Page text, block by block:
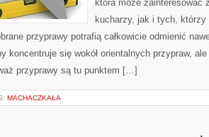
która może zainteresować
kucharzy, jak i tych, którzy
przyprawy potrafią całkowicie odmienić
koncentruje się wokół orientalnych przypraw,
przyprawy są tu punktem […]
MACHACZKAŁA